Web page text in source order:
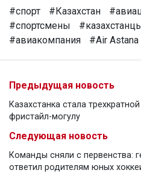
#спорт #Казахстан
#спортсмены
#авиакомпания
#Air Astana
Предыдущая новость
Казахстанка стала
фристайл-могулу
Следующая новость
Команды сняли с первенства:
ответил родителям юных